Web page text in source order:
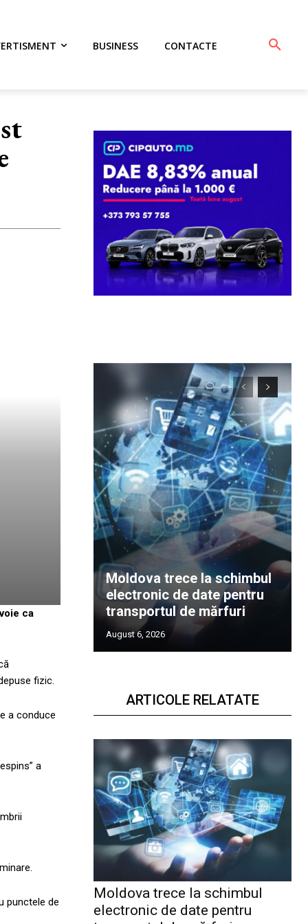
BUSINESS CONTACTE
ca
fizic.
a conduce
a
punctele de
Moldova trece la schimbul
electronic de date pentru
transportul de mărfuri
August 6, 2026
ARTICOLE RELATATE
Moldova trece la schimbul
electronic de date pentru